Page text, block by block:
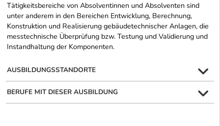
Tätigkeitsbereiche von Absolventinnen und Absolventen sind
unter anderem in den Bereichen Entwicklung, Berechnung,
Konstruktion und Realisierung gebäudetechnischer Anlagen, die
messtechnische Überprüfung bzw. Testung und Validierung und
Instandhaltung der Komponenten.
AUSBILDUNGSSTANDORTE
BERUFE MIT DIESER AUSBILDUNG